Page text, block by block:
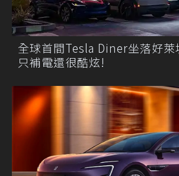
全球首間Tesla Diner坐落好萊
只補電還很酷炫!